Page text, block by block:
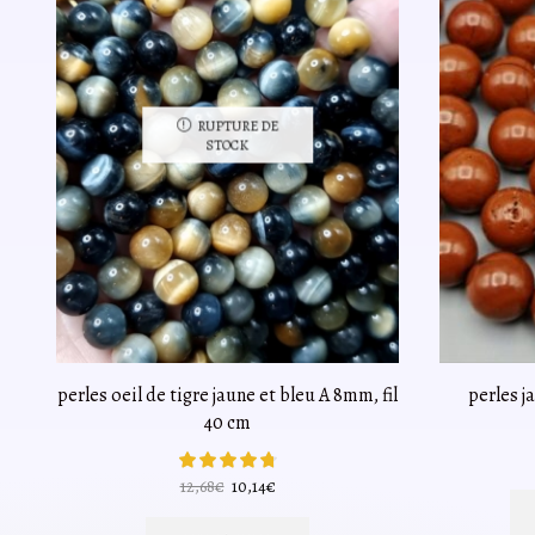
RUPTURE DE
STOCK
perles oeil de tigre jaune et bleu A 8mm, fil
40 cm
12,68€ Le
10,14€Le
perles